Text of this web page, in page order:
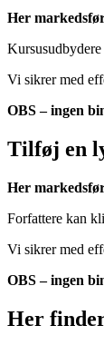
Her
Vi sikrer med
OBS – ingen
Tilføj en
Her
Forfattere kan
Vi sikrer med
OBS – ingen
Her